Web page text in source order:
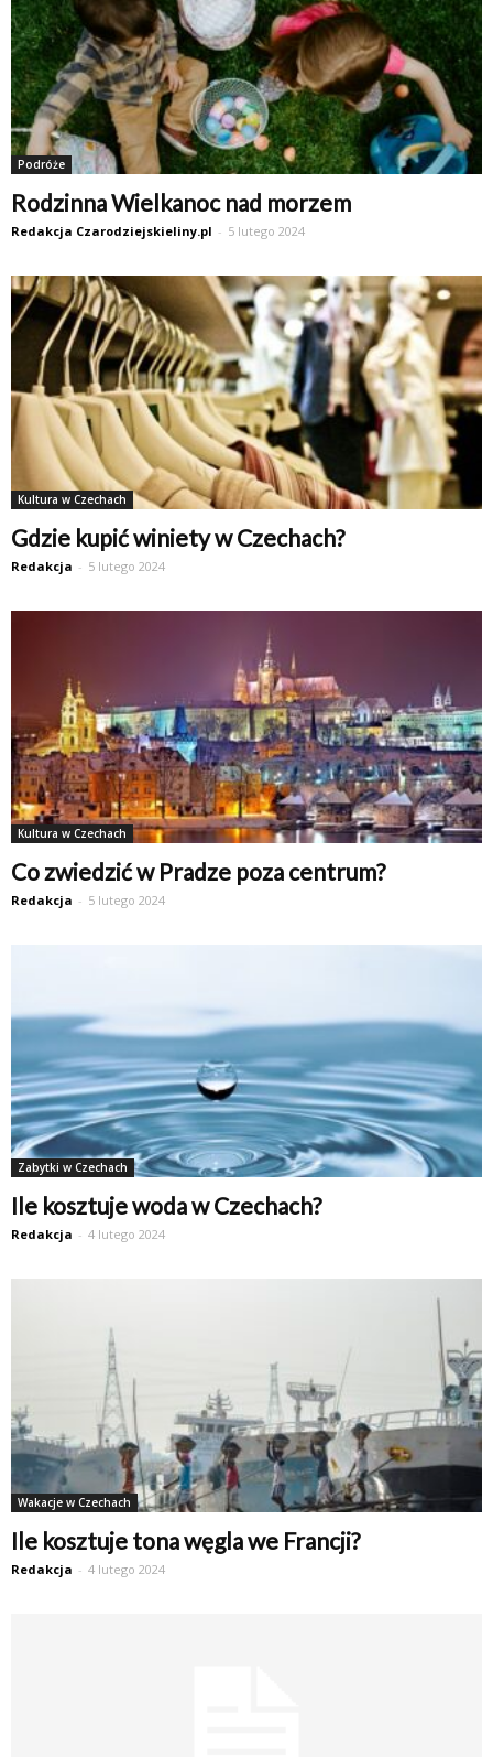
Podróże
Rodzinna Wielkanoc nad morzem
Redakcja Czarodziejskieliny.pl - 5 lutego 2024
Kultura w Czechach
Gdzie kupić winiety w Czechach?
Redakcja - 5 lutego 2024
Kultura w Czechach
Co zwiedzić w Pradze poza centrum?
Redakcja - 5 lutego 2024
Zabytki w Czechach
Ile kosztuje woda w Czechach?
Redakcja - 4 lutego 2024
Wakacje w Czechach
Ile kosztuje tona węgla we Francji?
Redakcja - 4 lutego 2024